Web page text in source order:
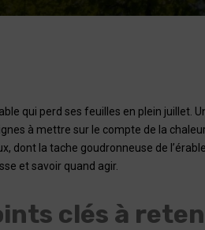
qui perd ses feuilles en plein juillet.
à mettre sur le compte de la
dont la tache goudronneuse de
et savoir quand agir.
clés à